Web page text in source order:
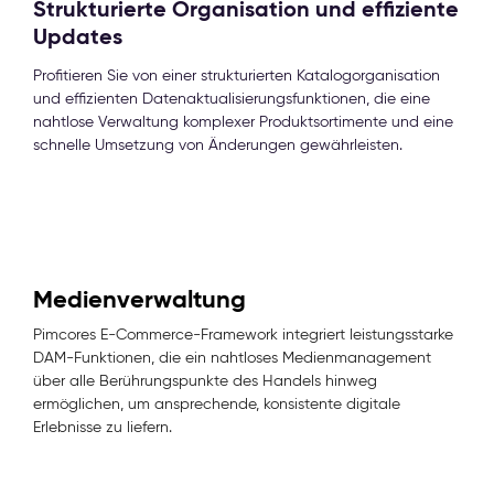
Strukturierte Organisation und effiziente
Updates
Profitieren Sie von einer strukturierten Katalogorganisation
und effizienten Datenaktualisierungsfunktionen, die eine
nahtlose Verwaltung komplexer Produktsortimente und eine
schnelle Umsetzung von Änderungen gewährleisten.
Medienverwaltung
Pimcores E-Commerce-Framework integriert leistungsstarke
DAM-Funktionen, die ein nahtloses Medienmanagement
über alle Berührungspunkte des Handels hinweg
ermöglichen, um ansprechende, konsistente digitale
Erlebnisse zu liefern.